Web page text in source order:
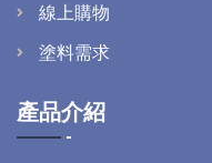
線上購物
塗料需求
產品介紹